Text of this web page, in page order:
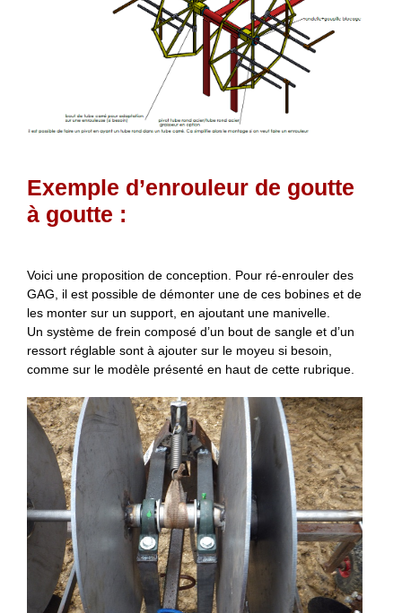
Exemple d’enrouleur de goutte
à goutte :
Voici une proposition de conception. Pour ré-enrouler des
GAG, il est possible de démonter une de ces bobines et de
les monter sur un support, en ajoutant une manivelle.
Un système de frein composé d’un bout de sangle et d’un
ressort réglable sont à ajouter sur le moyeu si besoin,
comme sur le modèle présenté en haut de cette rubrique.